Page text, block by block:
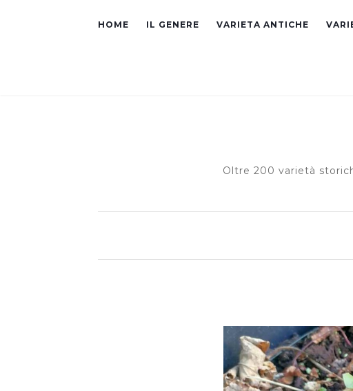
HOME IL GENERE VARIETA ANTICHE
Oltre 200 varietà